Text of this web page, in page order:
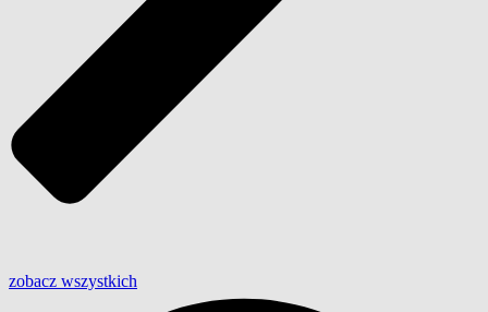
zobacz wszystkich